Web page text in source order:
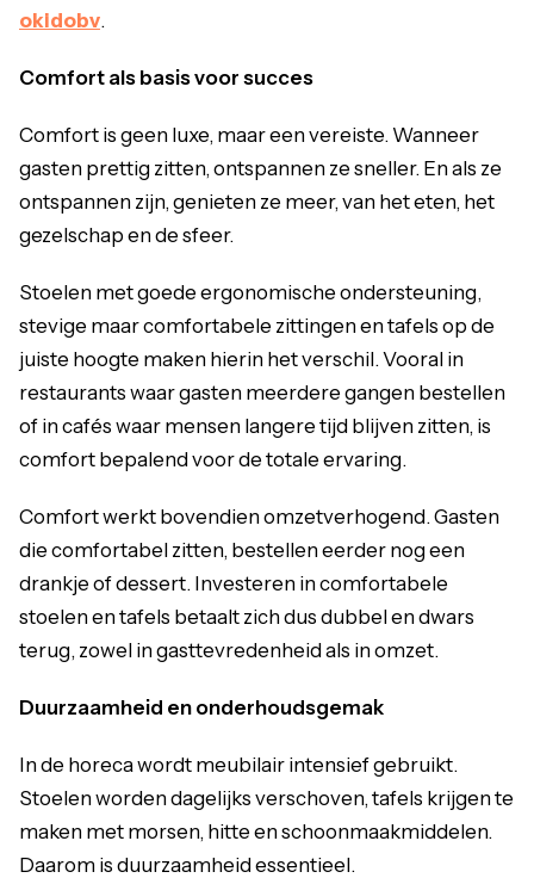
okidobv.
Comfort als basis voor succes
Comfort is geen luxe, maar een vereiste. Wanneer
gasten prettig zitten, ontspannen ze sneller. En als ze
ontspannen zijn, genieten ze meer, van het eten, het
gezelschap en de sfeer.
Stoelen met goede ergonomische ondersteuning,
stevige maar comfortabele zittingen en tafels op de
juiste hoogte maken hierin het verschil. Vooral in
restaurants waar gasten meerdere gangen bestellen
of in cafés waar mensen langere tijd blijven zitten, is
comfort bepalend voor de totale ervaring.
Comfort werkt bovendien omzetverhogend. Gasten
die comfortabel zitten, bestellen eerder nog een
drankje of dessert. Investeren in comfortabele
stoelen en tafels betaalt zich dus dubbel en dwars
terug, zowel in gasttevredenheid als in omzet.
Duurzaamheid en onderhoudsgemak
In de horeca wordt meubilair intensief gebruikt.
Stoelen worden dagelijks verschoven, tafels krijgen te
maken met morsen, hitte en schoonmaakmiddelen.
Daarom is duurzaamheid essentieel.